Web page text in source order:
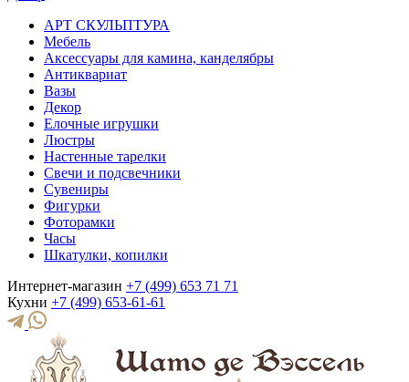
АРТ СКУЛЬПТУРА
Мебель
Аксессуары для камина, канделябры
Антиквариат
Вазы
Декор
Елочные игрушки
Люстры
Настенные тарелки
Свечи и подсвечники
Сувениры
Фигурки
Фоторамки
Часы
Шкатулки, копилки
Интернет-магазин +7 (499) 653 71 71
Кухни +7 (499) 653-61-61